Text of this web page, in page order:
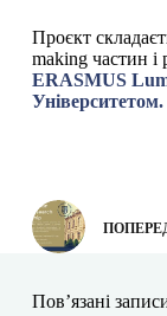
Проєкт
making частин і
ERASMUS
Університетом.
Пов’язані